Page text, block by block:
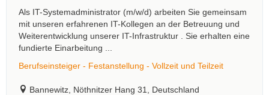
Als IT-Systemadministrator (m/w/d) arbeiten Sie gemeinsam
mit unseren erfahrenen IT-Kollegen an der Betreuung und
Weiterentwicklung unserer IT-Infrastruktur . Sie erhalten eine
fundierte Einarbeitung ...
Berufseinsteiger - Festanstellung - Vollzeit und Teilzeit
Bannewitz, Nöthnitzer Hang 31, Deutschland